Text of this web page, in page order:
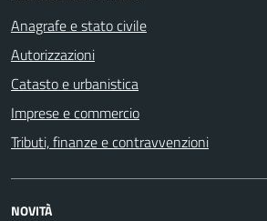
Anagrafe e stato civile
Autorizzazioni
Catasto e urbanistica
Imprese e commercio
Tributi, finanze e contravvenzioni
NOVITÀ